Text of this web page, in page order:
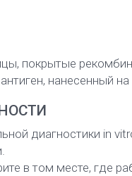
покрытые
нанесенный
диагностики in
в том месте, где